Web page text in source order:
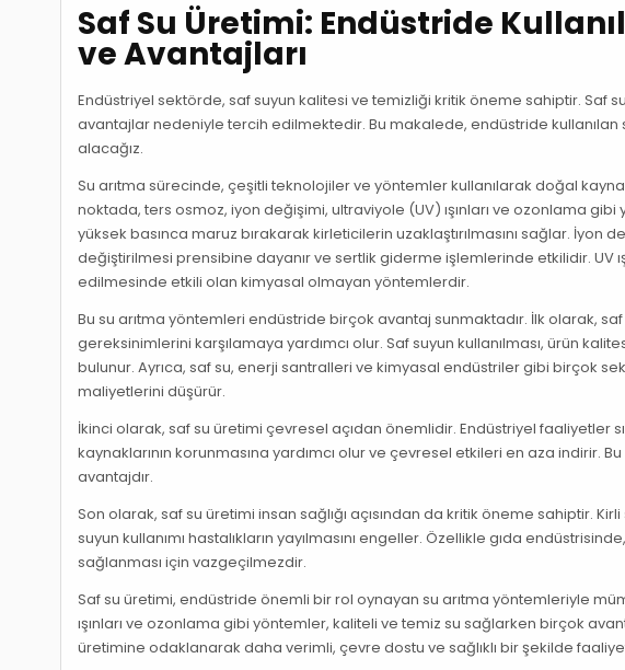
Saf Su Üretimi: Endüstride
ve Avantajları
Endüstriyel sektörde, saf suyun kalitesi ve temizliği kritik öneme sahiptir. Saf
avantajlar nedeniyle tercih edilmektedir. Bu makalede, endüstride
alacağız.
Su arıtma sürecinde, çeşitli teknolojiler ve yöntemler kullanılarak doğal
noktada, ters osmoz, iyon değişimi, ultraviyole (UV) ışınları ve ozonlama
yüksek basınca maruz bırakarak kirleticilerin uzaklaştırılmasını sağlar. İyon
değiştirilmesi prensibine dayanır ve sertlik giderme işlemlerinde etkilidir. UV
edilmesinde etkili olan kimyasal olmayan yöntemlerdir.
Bu su arıtma yöntemleri endüstride birçok avantaj sunmaktadır. İlk olarak,
gereksinimlerini karşılamaya yardımcı olur. Saf suyun kullanılması, ürün
bulunur. Ayrıca, saf su, enerji santralleri ve kimyasal endüstriler gibi birçok
maliyetlerini düşürür.
İkinci olarak, saf su üretimi çevresel açıdan önemlidir. Endüstriyel faaliyetler
kaynaklarının korunmasına yardımcı olur ve çevresel etkileri en aza indirir.
avantajdır.
Son olarak, saf su üretimi insan sağlığı açısından da kritik öneme sahiptir.
suyun kullanımı hastalıkların yayılmasını engeller. Özellikle gıda
sağlanması için vazgeçilmezdir.
Saf su üretimi, endüstride önemli bir rol oynayan su arıtma yöntemleriyle
ışınları ve ozonlama gibi yöntemler, kaliteli ve temiz su sağlarken birçok
üretimine odaklanarak daha verimli, çevre dostu ve sağlıklı bir şekilde